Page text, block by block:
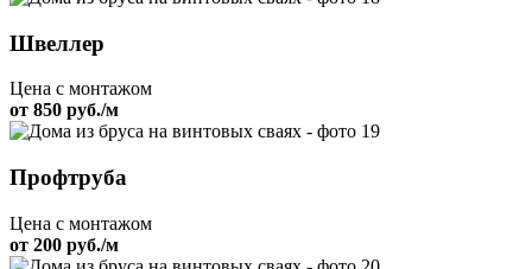
Швеллер
Цена с монтажом
от 850 руб./м
Профтруба
Цена с монтажом
от 200 руб./м